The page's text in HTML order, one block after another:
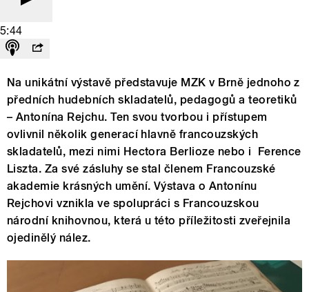
5:44
Na unikátní výstavě představuje MZK v Brně jednoho z
předních hudebních skladatelů, pedagogů a teoretiků
– Antonína Rejchu. Ten svou tvorbou i přístupem
ovlivnil několik generací hlavně francouzských
skladatelů, mezi nimi Hectora Berlioze nebo i Ference
Liszta. Za své zásluhy se stal členem Francouzské
akademie krásných umění. Výstava o Antonínu
Rejchovi vznikla ve spolupráci s Francouzskou
národní knihovnou, která u této příležitosti zveřejnila
ojedinělý nález.